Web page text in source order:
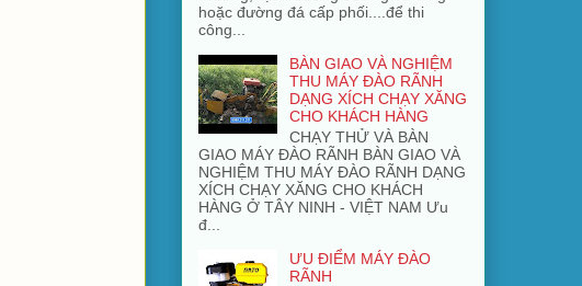
hoặc đường đá cấp phối....để thi
công...
BÀN GIAO VÀ NGHIỆM
THU MÁY ĐÀO RÃNH
DẠNG XÍCH CHẠY XĂNG
CHO KHÁCH HÀNG
CHẠY THỬ VÀ BÀN
GIAO MÁY ĐÀO RÃNH BÀN GIAO VÀ
NGHIỆM THU MÁY ĐÀO RÃNH DẠNG
XÍCH CHẠY XĂNG CHO KHÁCH
HÀNG Ở TÂY NINH - VIỆT NAM Ưu
đ...
ƯU ĐIỂM MÁY ĐÀO
RÃNH